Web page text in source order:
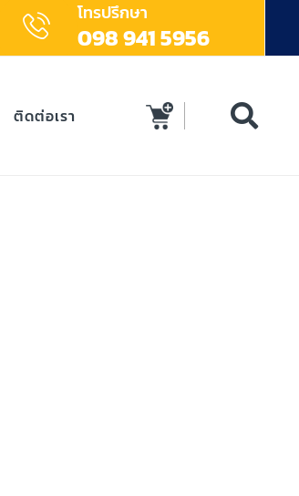
โทรปรึกษา
098 941 5956
ติดต่อเรา